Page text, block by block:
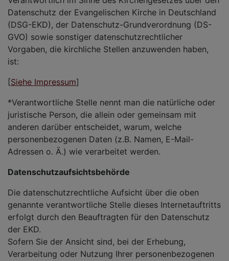
Datenschutz der Evangelischen Kirche in Deutschland
(DSG-EKD), der Datenschutz-Grundverordnung (DS-
GVO) sowie sonstiger datenschutzrechtlicher
Vorgaben, die kirchliche Stellen anzuwenden haben,
ist:
[Siehe Impressum]
*Verantwortliche Stelle nennt man die natürliche oder
juristische Person, die allein oder gemeinsam mit
anderen darüber entscheidet, warum, welche
personenbezogenen Daten (z.B. Namen, E-Mail-
Adressen o. Ä.) wie verarbeitet werden.
Datenschutzaufsichtsbehörde
Die datenschutzrechtliche Aufsicht über die oben
genannte verantwortliche Stelle dieses Internetauftritts
erfolgt durch den Beauftragten für den Datenschutz
der EKD.
Sofern Sie der Ansicht sind, bei der Erhebung,
Verarbeitung oder Nutzung Ihrer personenbezogenen